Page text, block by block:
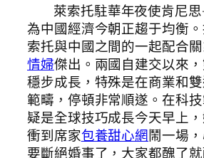
萊索托駐華年夜使肯尼思
為中國經濟今朝正趨于均衡
索托與中國之間的一起配合
情婦傑出。兩國自建交以來
穩步成長，特殊是在商業和
範疇，停頓非常順遂。在科
疑是全球技巧成長今天早上
衝到席家包養甜心網鬧一場
要斷絕婚事了，大家都醜了